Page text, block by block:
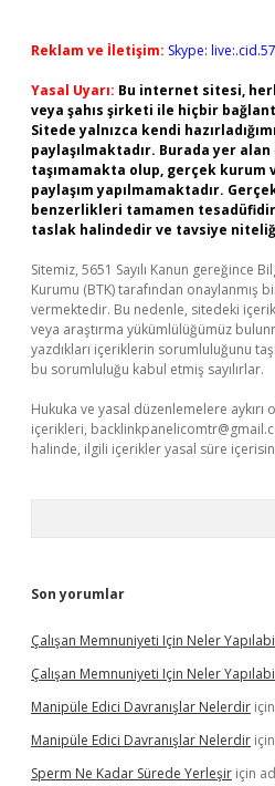
Reklam ve İletişim: Skype:
Yasal Uyarı: Bu internet sitesi,
veya şahıs şirketi ile hiçbir
Sitede yalnızca kendi
paylaşılmaktadır. Burada yer
taşımamakta olup, gerçek kurum
paylaşım yapılmamaktadır.
benzerlikleri tamamen
taslak halindedir ve tavsiye
Sitemiz, 5651 Sayılı Kanun gereğince
Kurumu (BTK) tarafından onaylanmış
vermektedir. Bu nedenle, sitedeki
veya araştırma yükümlülüğümüz
yazdıkları içeriklerin sorumluluğunu
bu sorumluluğu kabul etmiş sayılırlar.
Hukuka ve yasal düzenlemelere
içerikleri,
halinde, ilgili içerikler yasal süre
Son yorumlar
Çalışan Memnuniyeti Için Neler
Çalışan Memnuniyeti Için Neler
Manipüle Edici Davranışlar Nelerdir için
Manipüle Edici Davranışlar Nelerdir için
Sperm Ne Kadar Sürede Yerleşir için